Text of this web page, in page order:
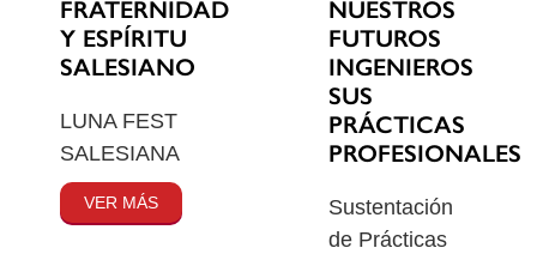
FRATERNIDAD
Y ESPÍRITU
SALESIANO
LUNA FEST
SALESIANA
VER MÁS
NUESTROS
FUTUROS
INGENIEROS
SUS
PRÁCTICAS
PROFESIONALES
Sustentación
de Prácticas